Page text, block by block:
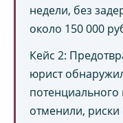
недели, без
около 150 000
Кейс 2:
юрист
потенциального
отменили, риски